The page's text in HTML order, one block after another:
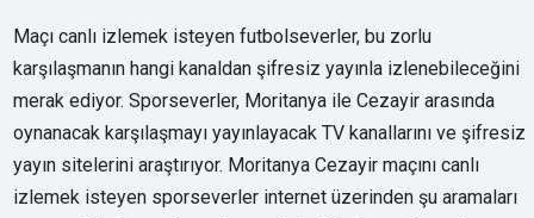
Maçı canlı izlemek isteyen futbolseverler, bu zorlu
karşılaşmanın hangi kanaldan şifresiz yayınla izlenebileceğini
merak ediyor. Sporseverler, Moritanya ile Cezayir arasında
oynanacak karşılaşmayı yayınlayacak TV kanallarını ve şifresiz
yayın sitelerini araştırıyor. Moritanya Cezayir maçını canlı
izlemek isteyen sporseverler internet üzerinden şu aramaları